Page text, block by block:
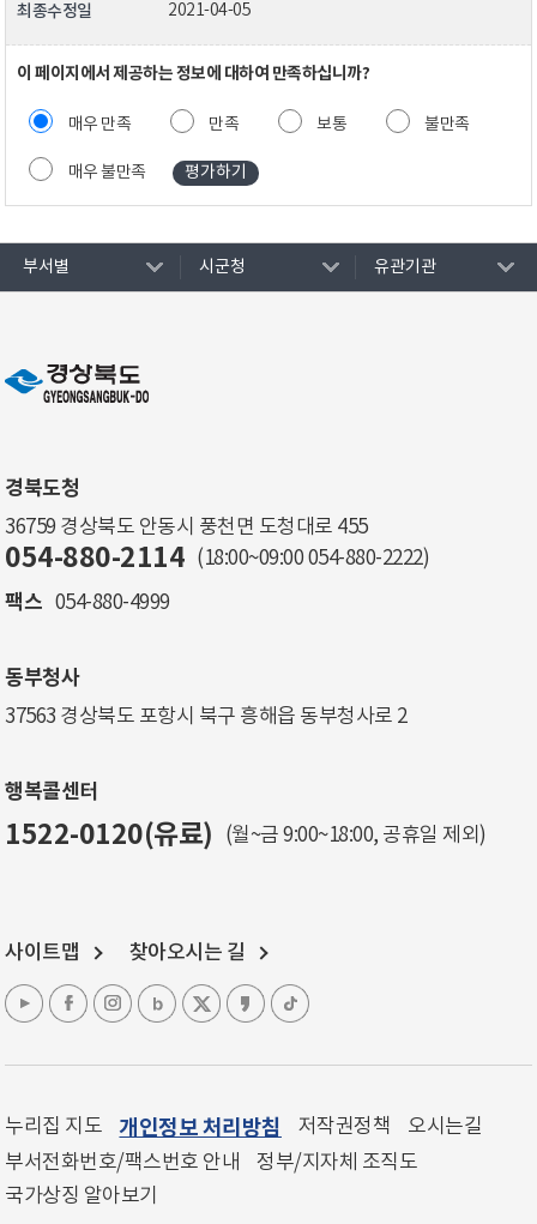
최종수정일 2021-04-05
이 페이지에서 제공하는 정보에 대하여 만족하십니까?
매우 만족 만족 보통 불만족
매우 불만족
부서별 시군청 유관기관
경북도청
36759 경상북도 안동시 풍천면 도청대로 455
054-880-2114 (18:00~09:00 054-880-2222)
팩스 054-880-4999
동부청사
37563 경상북도 포항시 북구 흥해읍 동부청사로 2
행복콜센터
1522-0120(유료) (월~금 9:00~18:00, 공휴일 제외)
사이트맵 찾아오시는 길
누리집 지도 개인정보 처리방침 저작권정책
오시는길
부서전화번호/팩스번호 안내
정부/지자체 조직도
국가상징 알아보기